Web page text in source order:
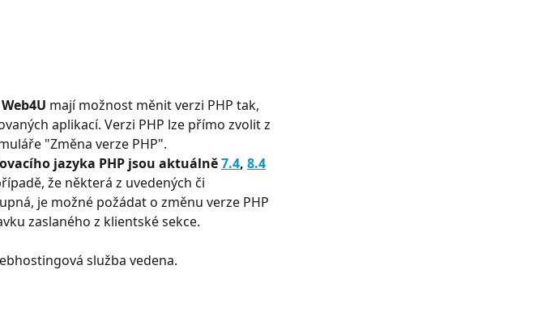
Web4U mají možnost měnit verzi PHP tak,
aplikací. Verzi PHP lze přímo zvolit z
"Změna verze PHP".
jazyka PHP jsou aktuálně 7.4, 8.4
že některá z uvedených či
je možné požádat o změnu verze PHP
zaslaného z klientské sekce.
služba vedena.